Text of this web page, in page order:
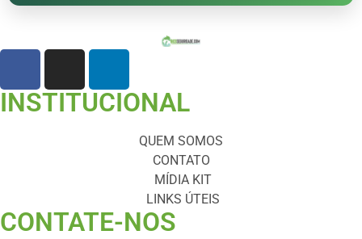
INSTITUCIONAL
QUEM SOMOS
CONTATO
MÍDIA KIT
LINKS ÚTEIS
CONTATE-NOS ​